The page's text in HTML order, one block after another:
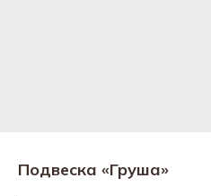
Подвеска «Груша»